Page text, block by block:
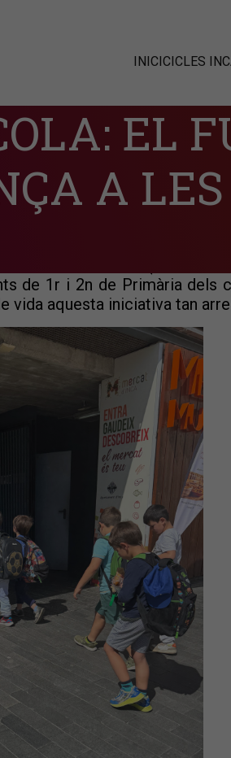
INICICICLES
EL
A
de 1r i 2n de Primària dels
vida aquesta iniciativa tan